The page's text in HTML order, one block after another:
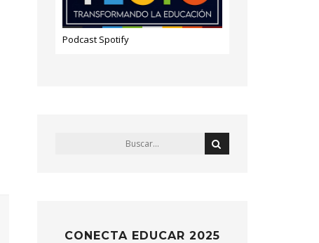
Podcast Spotify
CONECTA EDUCAR 2025